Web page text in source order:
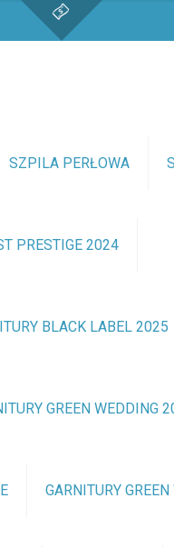
SZPILA PERŁOWA
PRESTIGE 2024
BLACK LABEL 2025
GREEN WEDDING
GARNITURY